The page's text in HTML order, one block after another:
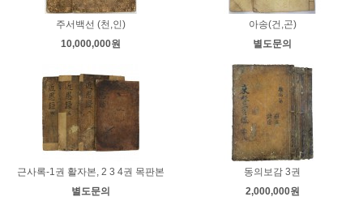
주서백선 (천,인)
10,000,000원
아송(건,곤)
별도문의
근사록-1권 활자본, 2 3 4권 목판본
별도문의
동의보감 3권
2,000,000원